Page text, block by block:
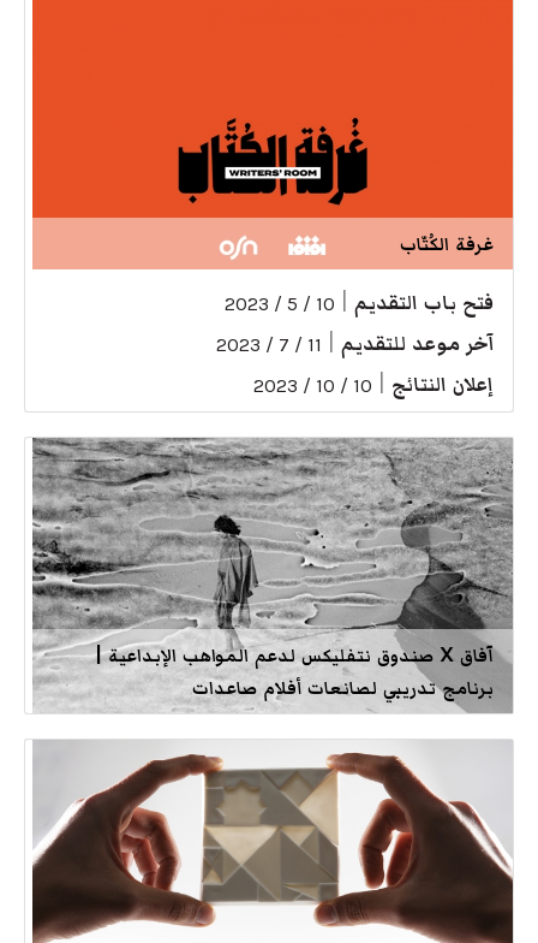
غرفة الكُتّاب
فتح باب التقديم 10 / 5 / 2023
آخر موعد للتقديم 11 / 7 / 2023
إعلان النتائج 10 / 10 / 2023
آفاق X صندوق نتفليكس لدعم المواهب الإبداعية |
برنامج تدريبي لصانعات أفلام صاعدات